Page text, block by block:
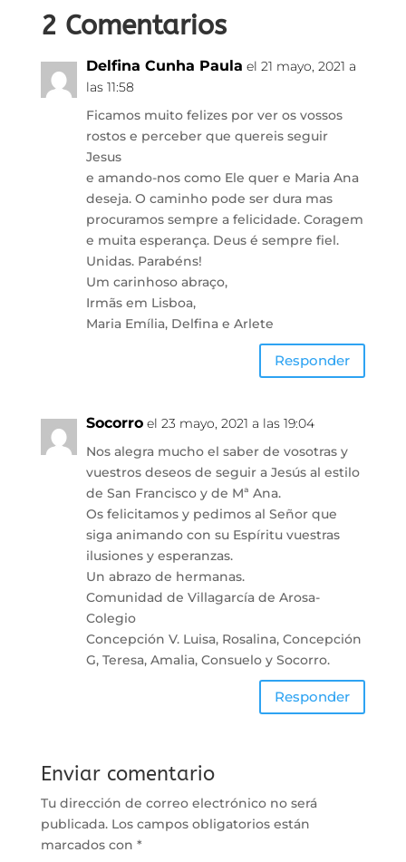
2 Comentarios
Delfina Cunha Paula el 21 mayo, 2021 a
las 11:58
Ficamos muito felizes por ver os vossos
rostos e perceber que quereis seguir
Jesus
e amando-nos como Ele quer e Maria Ana
deseja. O caminho pode ser dura mas
procuramos sempre a felicidade. Coragem
e muita esperança. Deus é sempre fiel.
Unidas. Parabéns!
Um carinhoso abraço,
Irmãs em Lisboa,
Maria Emília, Delfina e Arlete
Responder
Socorro el 23 mayo, 2021 a las 19:04
Nos alegra mucho el saber de vosotras y
vuestros deseos de seguir a Jesús al estilo
de San Francisco y de Mª Ana.
Os felicitamos y pedimos al Señor que
siga animando con su Espíritu vuestras
ilusiones y esperanzas.
Un abrazo de hermanas.
Comunidad de Villagarcía de Arosa-
Colegio
Concepción V. Luisa, Rosalina, Concepción
G, Teresa, Amalia, Consuelo y Socorro.
Responder
Enviar comentario
Tu dirección de correo electrónico no será
publicada. Los campos obligatorios están
marcados con *